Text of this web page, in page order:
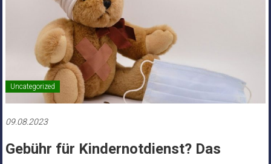
Uncategorized
09.08.2023
Gebühr für Kindernotdienst? Das